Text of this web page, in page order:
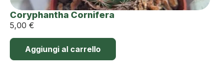
Coryphantha Cornifera
5,00 €
Aggiungi al carrello